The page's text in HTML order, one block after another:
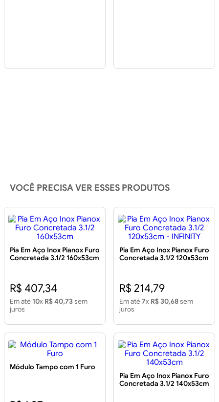
VOCÊ PRECISA VER ESSES PRODUTOS
Pia Em Aço Inox Pianox Furo
Concretada 3.1/2 160x53cm
R$ 407,34
Em até 10x R$ 40,73sem
juros
Pia Em Aço Inox Pianox Furo
Concretada 3.1/2 120x53cm
R$ 214,79
Em até7x R$ 30,68sem
juros
Módulo Tampo com 1 Furo
Pia Em Aço Inox Pianox Furo
Concretada 3.1/2 140x53cm